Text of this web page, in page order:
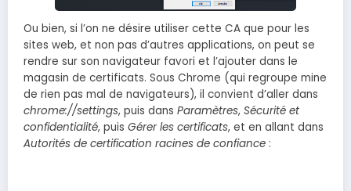
Ou bien, si l’on ne désire utiliser cette CA que pour les
sites web, et non pas d’autres applications, on peut se
rendre sur son navigateur favori et l’ajouter dans le
magasin de certificats. Sous Chrome (qui regroupe mine
de rien pas mal de navigateurs), il convient d’aller dans
chrome://settings, puis dans Paramètres, Sécurité et
confidentialité, puis Gérer les certificats, et en allant dans
Autorités de certification racines de confiance :